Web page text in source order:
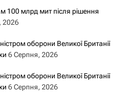
100 млрд мит після рішення
2026
оборони Великої Британії
6 Серпня, 2026
оборони Великої Британії
6 Серпня, 2026